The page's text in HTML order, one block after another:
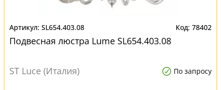
SL654.403.08 78402
Подвесная люстра Lume SL654.403.08
ST Luce (Италия) По запросу